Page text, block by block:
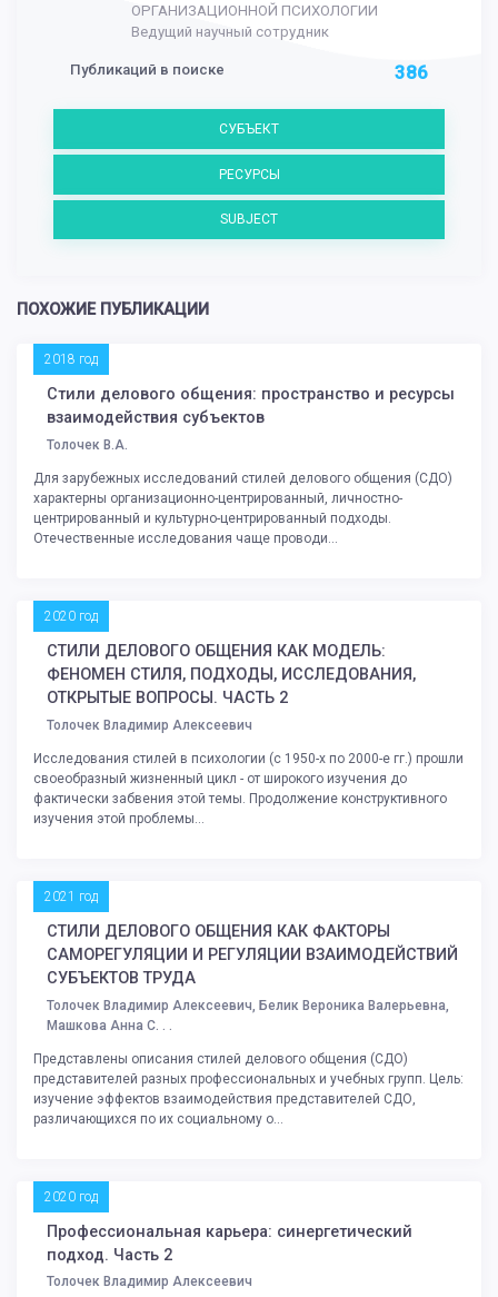
ОРГАНИЗАЦИОННОЙ ПСИХОЛОГИИ
Ведущий научный сотрудник
Публикаций в поиске 386
СУБЪЕКТ
РЕСУРСЫ
SUBJECT
ПОХОЖИЕ ПУБЛИКАЦИИ
2018 год
Стили делового общения: пространство и ресурсы
взаимодействия субъектов
Толочек В.А.
Для зарубежных исследований стилей делового общения (СДО)
характерны организационно-центрированный, личностно-
центрированный и культурно-центрированный подходы.
Отечественные исследования чаще проводи...
2020 год
СТИЛИ ДЕЛОВОГО ОБЩЕНИЯ КАК МОДЕЛЬ:
ФЕНОМЕН СТИЛЯ, ПОДХОДЫ, ИССЛЕДОВАНИЯ,
ОТКРЫТЫЕ ВОПРОСЫ. ЧАСТЬ 2
Толочек Владимир Алексеевич
Исследования стилей в психологии (с 1950-х по 2000-е гг.) прошли
своеобразный жизненный цикл - от широкого изучения до
фактически забвения этой темы. Продолжение конструктивного
изучения этой проблемы...
2021 год
СТИЛИ ДЕЛОВОГО ОБЩЕНИЯ КАК ФАКТОРЫ
САМОРЕГУЛЯЦИИ И РЕГУЛЯЦИИ ВЗАИМОДЕЙСТВИЙ
СУБЪЕКТОВ ТРУДА
Толочек Владимир Алексеевич, Белик Вероника Валерьевна,
Машкова Анна С. . .
Представлены описания стилей делового общения (СДО)
представителей разных профессиональных и учебных групп. Цель:
изучение эффектов взаимодействия представителей СДО,
различающихся по их социальному о...
2020 год
Профессиональная карьера: синергетический
подход. Часть 2
Толочек Владимир Алексеевич